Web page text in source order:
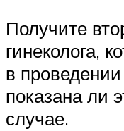
Получите
гинеколога,
в
показана ли
случае.